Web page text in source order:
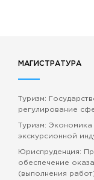
МАГИСТРАТУРА
Туризм:
регулирование
Туризм: Экономика
экскурсионной
Юриспруденция:
обеспечение
(выполнения